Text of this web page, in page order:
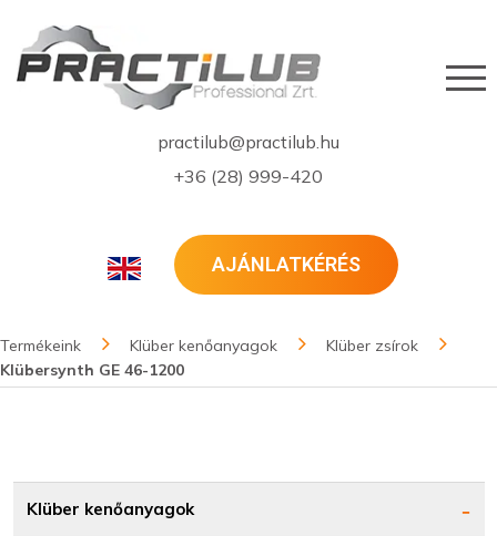
practilub@practilub.hu
+36 (28) 999-420
AJÁNLATKÉRÉS
Termékeink Klüber kenőanyagok
Klüber zsírok
Klübersynth GE 46-1200
Klüber kenőanyagok